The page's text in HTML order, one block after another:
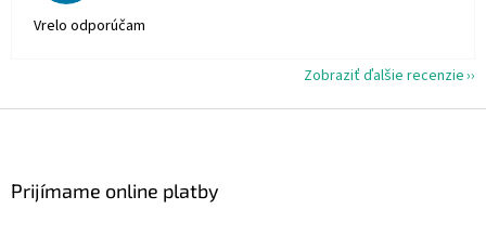
Vrelo odporúčam
Zobraziť ďalšie recenzie
Prijímame online platby